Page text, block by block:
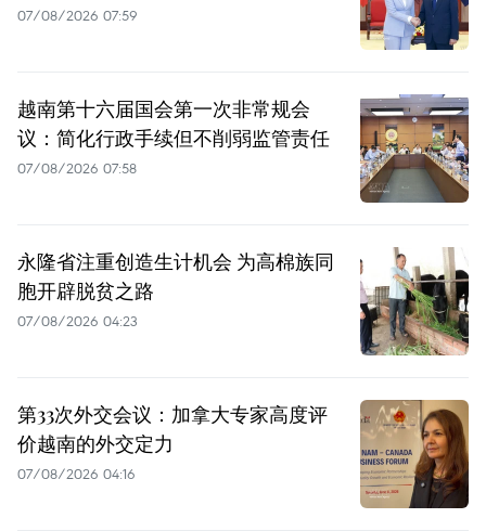
07/08/2026 07:59
越南第十六届国会第一次非常规会
议：简化行政手续但不削弱监管责任
07/08/2026 07:58
永隆省注重创造生计机会 为高棉族同
胞开辟脱贫之路
07/08/2026 04:23
第33次外交会议：加拿大专家高度评
价越南的外交定力
07/08/2026 04:16